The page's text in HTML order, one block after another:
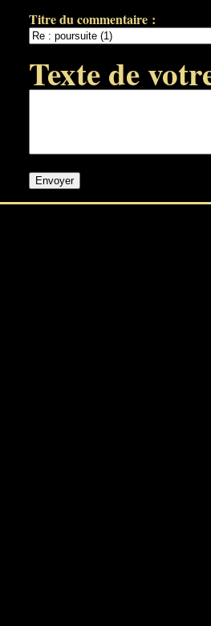
Titre du commentaire :
Texte de